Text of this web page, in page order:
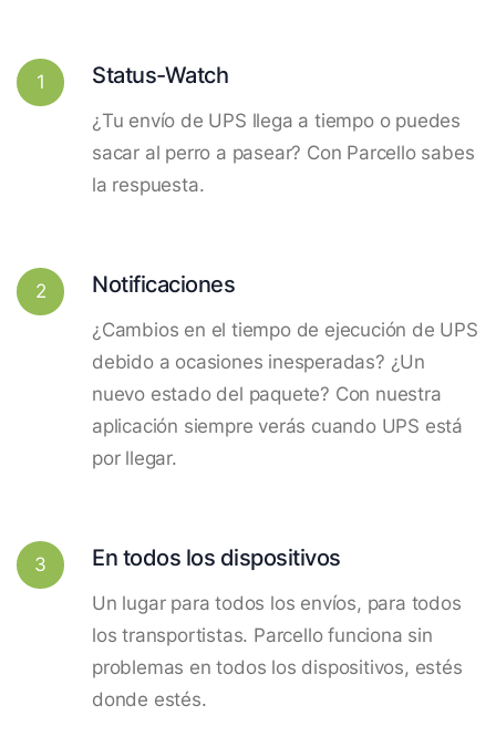
1 Status-Watch
¿Tu envío de UPS llega a tiempo o puedes
sacar al perro a pasear? Con Parcello sabes
la respuesta.
2 Notificaciones
¿Cambios en el tiempo de ejecución de UPS
debido a ocasiones inesperadas? ¿Un
nuevo estado del paquete? Con nuestra
aplicación siempre verás cuando UPS está
por llegar.
3 En todos los dispositivos
Un lugar para todos los envíos, para todos
los transportistas. Parcello funciona sin
problemas en todos los dispositivos, estés
donde estés.